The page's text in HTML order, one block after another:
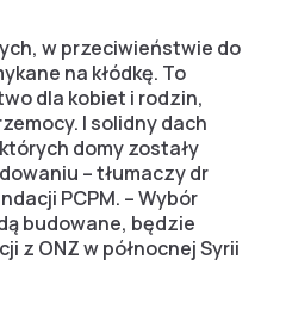
w przeciwieństwie do
na kłódkę. To
dla kobiet i rodzin,
I solidny dach
domy zostały
– tłumaczy dr
PCPM. – Wybór
budowane, będzie
z ONZ w północnej Syrii